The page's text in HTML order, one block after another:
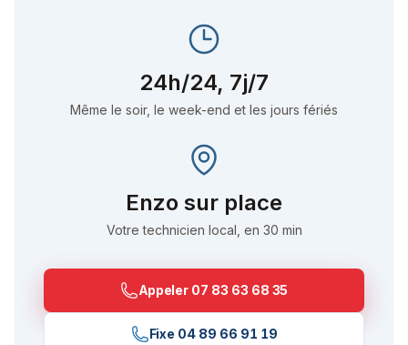
24h/24, 7j/7
Même le soir, le week-end et les jours fériés
Enzo sur place
Votre technicien local, en 30 min
Appeler 07 83 63 68 35
Fixe 04 89 66 91 19